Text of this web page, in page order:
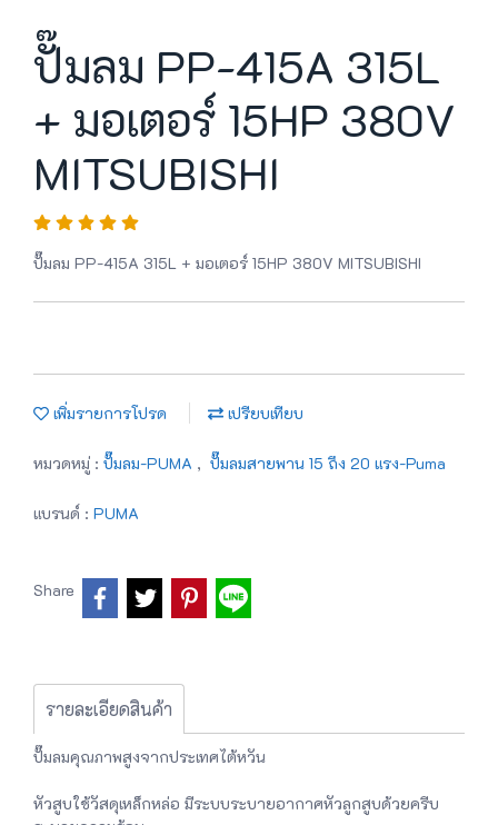
ปั๊มลม PP-415A 315L
+ มอเตอร์ 15HP 380V
MITSUBISHI
ปั๊มลม PP-415A 315L + มอเตอร์ 15HP 380V MITSUBISHI
เพิ่มรายการโปรด เปรียบเทียบ
หมวดหมู่ : ปั๊มลม-PUMA , ปั๊มลมสายพาน 15 ถึง 20 แรง-Puma
แบรนด์ : PUMA
Share
รายละเอียดสินค้า
ปั๊มลมคุณภาพสูงจากประเทศไต้หวัน
หัวสูบใช้วัสดุเหล็กหล่อ มีระบบระบายอากาศหัวลูกสูบด้วยครีบ